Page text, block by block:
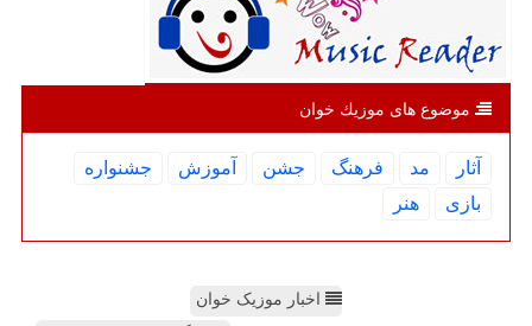
موضوع های موزیك خوان
آثار مد فرهنگ جشن آموزش
جشنواره
بازی
هنر
اخبار موزیک خوان